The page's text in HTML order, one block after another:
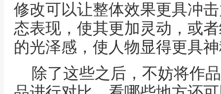
修改可以让整体效果更具冲
态表现，使其更加灵动，或
的光泽感，使人物显得更具
除了这些之后，不妨将作